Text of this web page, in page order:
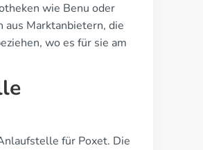
wie Benu oder
Marktanbietern, die
wo es für sie am
für Poxet. Die